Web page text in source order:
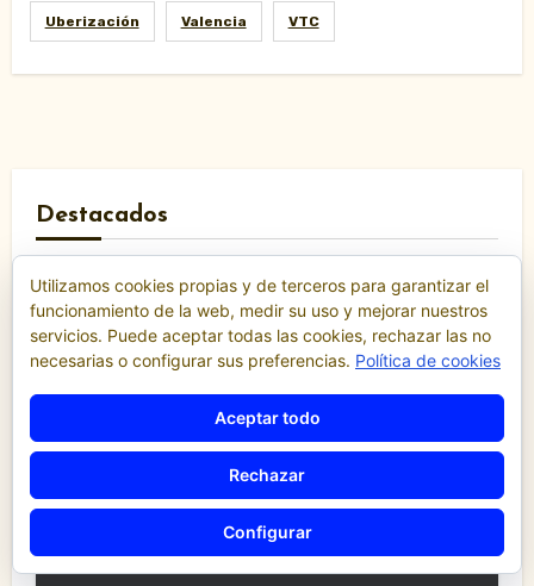
Uberización Valencia VTC
Destacados
Comunicados y notas de prensa
Comunidad Valenciana
Confederación de Autónomos del Taxi de la
Comunidad Valenciana
Noticias
«El taxi de Alicante muestra su
desánimo tras una reunión
“infructuosa” con la Conselleria por el
Utilizamos cookies propias y de terceros para garantizar el
funcionamiento de la web, medir su uso y mejorar nuestros
servicios. Puede aceptar todas las cookies, rechazar las no
necesarias o configurar sus preferencias. Política de cookies
Aceptar todo
Rechazar
Configurar